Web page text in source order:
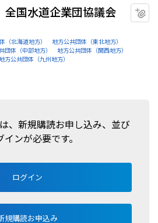
国水道企業団協議会
（北海道地方）
地方公共団体（東北地方）
団体（中部地方）
地方公共団体（関西地方）
方公共団体（九州地方）
、新規購読お申し込み、並び
インが必要です。
ログイン
規購読お申込み